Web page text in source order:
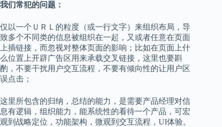
我们常犯的问题：
仅以一个ＵＲＬ的粒度（或一行文字）来组织布局，导
致多个不同类的信息被组织在一起，又或者任意在页面
上插链接，而忽视对整体页面的影响；比如在页面上什
么位置上开辟广告区用来承载交叉链接，这里也要斟
酌，不要干扰用户交互流程，不要有倾向性的让用户区
误点击；
这里所包含的归纳，总结的能力，是需要产品经理对信
息有逻辑，组织能力，能系统性的看待一个产品，可宏
观到战略定位，功能架构，微观到交互流程，UI体验。